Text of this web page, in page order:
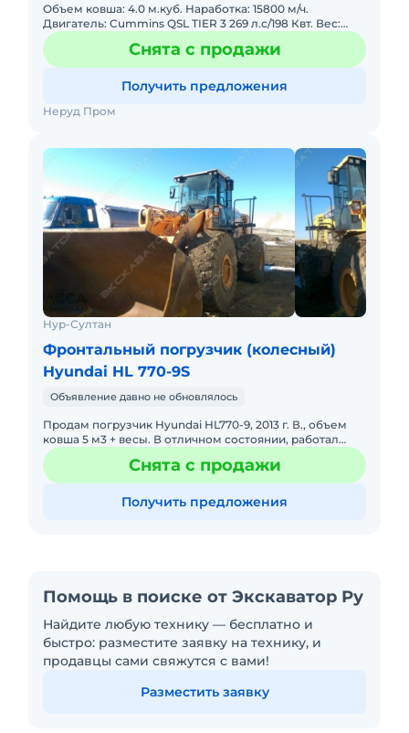
Объем ковша: 4.0 м.куб. Наработка: 15800 м/ч.
Двигатель: Cummins QSL TIER 3 269 л.с/198 Квт. Вес:
22500 кг. Габариты: д/ш/в 8650/3100/3590 мм. Высота
разгр
Снята с продажи
Получить предложения
Неруд Пром
Нур-Султан
Фронтальный погрузчик (колесный)
Hyundai HL 770-9S
Объявление давно не обновлялось
Продам погрузчик Hyundai HL770-9, 2013 г. В., объем
ковша 5 м3 + весы. В отличном состоянии, работал
только на грунтах, новые колеса. Все вопросы по
телефону. В
Снята с продажи
Получить предложения
Помощь в поиске от Экскаватор Ру
Найдите любую технику — бесплатно и
быстро: разместите заявку на технику, и
продавцы сами свяжутся с вами!
Разместить заявку